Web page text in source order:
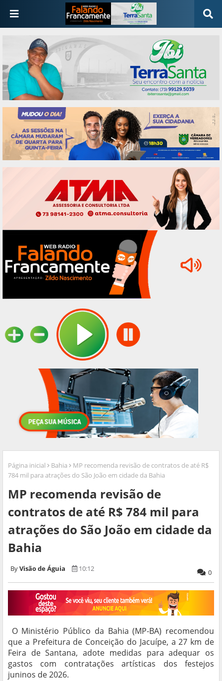
Página inicial Bahia
MP recomenda revisão de contratos de até R$
784 mil para atrações do São João em cidade da Bahia
MP recomenda revisão de
contratos de até R$ 784 mil para
atrações do São João em cidade da
Bahia
Visão de Águia 10:12 0
O Ministério Público da Bahia (MP-BA) recomendou
que a Prefeitura de Conceição do Jacuípe, a 27 km de
Feira de Santana, adote medidas para adequar os
gastos com contratações artísticas dos festejos
juninos de 2026.